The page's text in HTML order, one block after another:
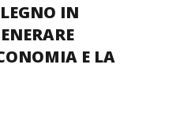
IN
E LA